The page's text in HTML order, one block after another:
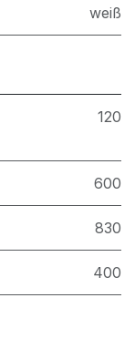
weiß
120
600
830
400